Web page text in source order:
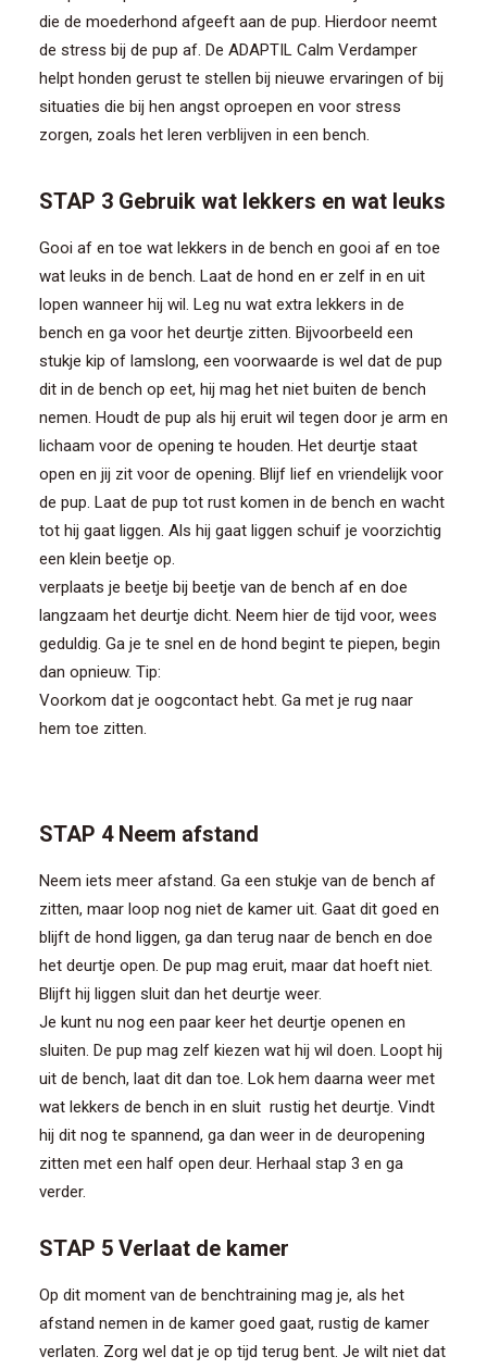
die de moederhond afgeeft aan de pup. Hierdoor neemt
de stress bij de pup af. De ADAPTIL Calm Verdamper
helpt honden gerust te stellen bij nieuwe ervaringen of bij
situaties die bij hen angst oproepen en voor stress
zorgen, zoals het leren verblijven in een bench.
STAP 3 Gebruik wat lekkers en wat leuks
Gooi af en toe wat lekkers in de bench en gooi af en toe
wat leuks in de bench. Laat de hond en er zelf in en uit
lopen wanneer hij wil. Leg nu wat extra lekkers in de
bench en ga voor het deurtje zitten. Bijvoorbeeld een
stukje kip of lamslong, een voorwaarde is wel dat de pup
dit in de bench op eet, hij mag het niet buiten de bench
nemen. Houdt de pup als hij eruit wil tegen door je arm en
lichaam voor de opening te houden. Het deurtje staat
open en jij zit voor de opening. Blijf lief en vriendelijk voor
de pup. Laat de pup tot rust komen in de bench en wacht
tot hij gaat liggen. Als hij gaat liggen schuif je voorzichtig
een klein beetje op.
verplaats je beetje bij beetje van de bench af en doe
langzaam het deurtje dicht. Neem hier de tijd voor, wees
geduldig. Ga je te snel en de hond begint te piepen, begin
dan opnieuw. Tip:
Voorkom dat je oogcontact hebt. Ga met je rug naar
hem toe zitten.
STAP 4 Neem afstand
Neem iets meer afstand. Ga een stukje van de bench af
zitten, maar loop nog niet de kamer uit. Gaat dit goed en
blijft de hond liggen, ga dan terug naar de bench en doe
het deurtje open. De pup mag eruit, maar dat hoeft niet.
Blijft hij liggen sluit dan het deurtje weer.
Je kunt nu nog een paar keer het deurtje openen en
sluiten. De pup mag zelf kiezen wat hij wil doen. Loopt hij
uit de bench, laat dit dan toe. Lok hem daarna weer met
wat lekkers de bench in en sluit rustig het deurtje. Vindt
hij dit nog te spannend, ga dan weer in de deuropening
zitten met een half open deur. Herhaal stap 3 en ga
verder.
STAP 5 Verlaat de kamer
Op dit moment van de benchtraining mag je, als het
afstand nemen in de kamer goed gaat, rustig de kamer
verlaten. Zorg wel dat je op tijd terug bent. Je wilt niet dat